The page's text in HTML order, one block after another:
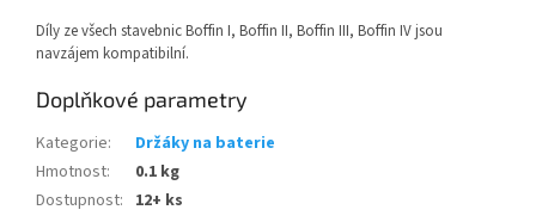
Díly ze všech stavebnic Boffin I, Boffin II, Boffin III, Boffin IV jsou
navzájem kompatibilní.
Doplňkové parametry
Kategorie:
Držáky na baterie
Hmotnost:
0.1 kg
Dostupnost: 12+ ks